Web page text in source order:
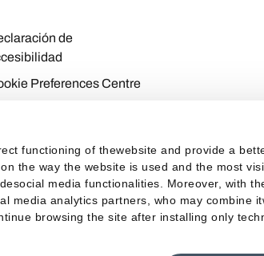
functioning of thewebsite and provide a
the way the website is used and the most
media functionalities. Moreover, with
media analytics partners, who may combine
browsing the site after installing only
de
Preferences Centre